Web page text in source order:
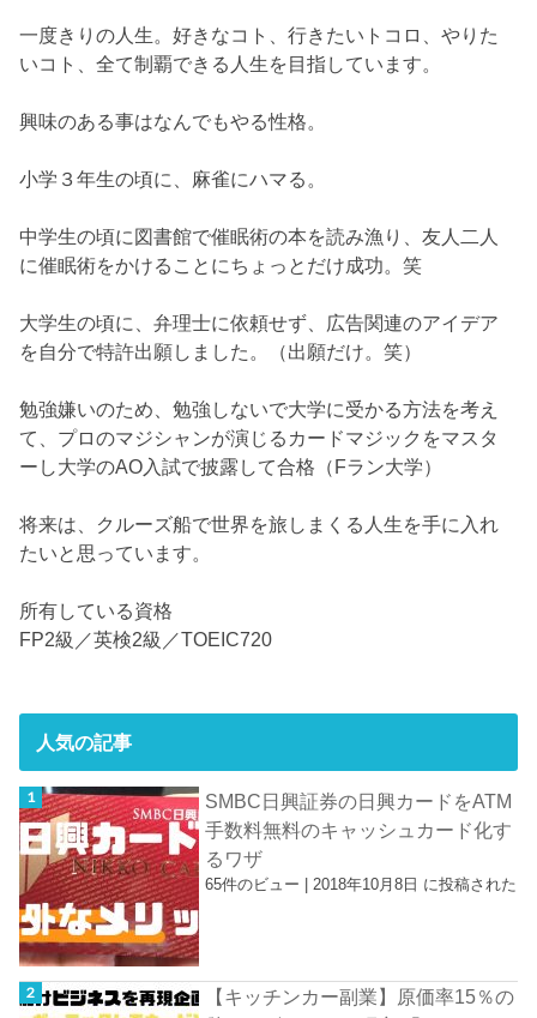
一度きりの人生。好きなコト、行きたいトコロ、やりた
いコト、全て制覇できる人生を目指しています。
興味のある事はなんでもやる性格。
小学３年生の頃に、麻雀にハマる。
中学生の頃に図書館で催眠術の本を読み漁り、友人二人
に催眠術をかけることにちょっとだけ成功。笑
大学生の頃に、弁理士に依頼せず、広告関連のアイデア
を自分で特許出願しました。（出願だけ。笑）
勉強嫌いのため、勉強しないで大学に受かる方法を考え
て、プロのマジシャンが演じるカードマジックをマスタ
ーし大学のAO入試で披露して合格（Fラン大学）
将来は、クルーズ船で世界を旅しまくる人生を手に入れ
たいと思っています。
所有している資格
FP2級／英検2級／TOEIC720
人気の記事
SMBC日興証券の日興カードをATM
手数料無料のキャッシュカード化す
るワザ
65件のビュー | 2018年10月8日 に投稿された
【キッチンカー副業】原価率15％の